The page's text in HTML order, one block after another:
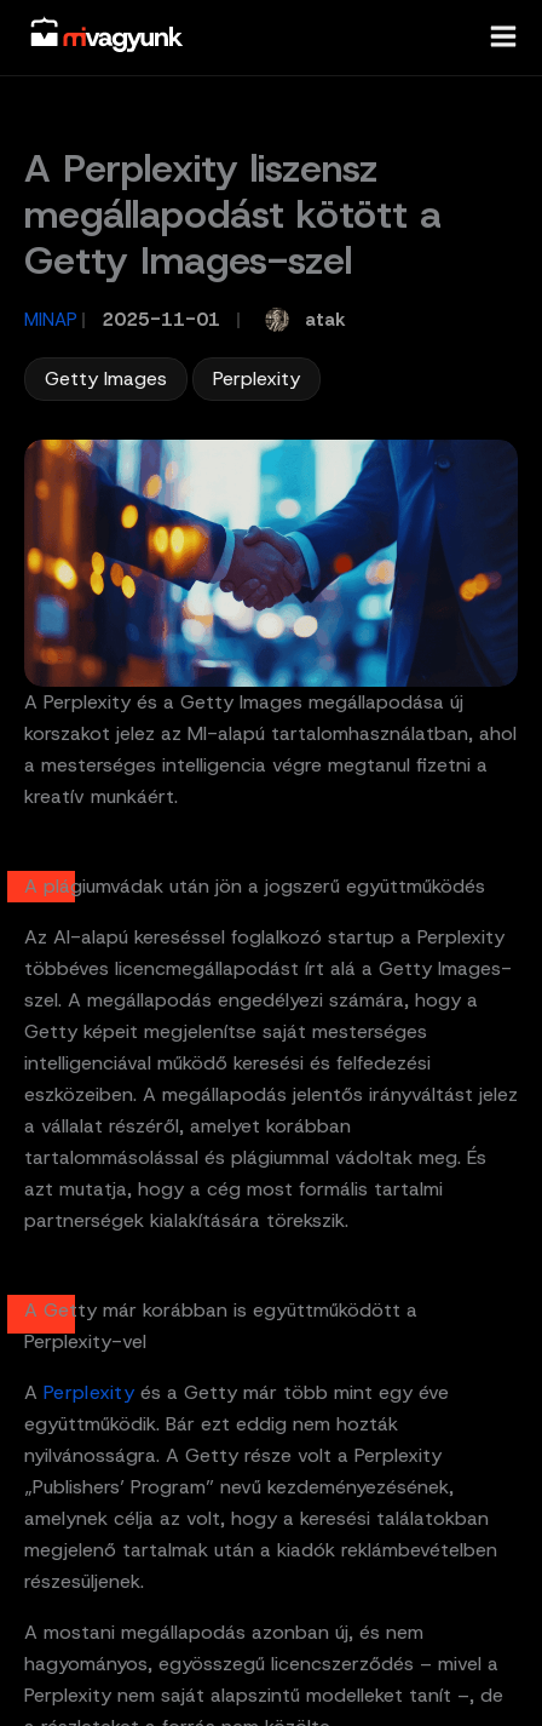
Skip
content
A Perplexity liszensz
megállapodást kötött a
Getty Images-szel
MINAP / 2025-11-01 atak
Getty Images Perplexity
A Perplexity és a Getty Images megállapodása új
korszakot jelez az MI-alapú tartalomhasználatban, ahol
a mesterséges intelligencia végre megtanul fizetni a
kreatív munkáért.
A plágiumvádak után jön a jogszerű együttműködés
Az AI-alapú kereséssel foglalkozó startup a Perplexity
többéves licencmegállapodást írt alá a Getty Images-
szel. A megállapodás engedélyezi számára, hogy a
Getty képeit megjelenítse saját mesterséges
intelligenciával működő keresési és felfedezési
eszközeiben. A megállapodás jelentős irányváltást jelez
a vállalat részéről, amelyet korábban
tartalommásolással és plágiummal vádoltak meg. És
azt mutatja, hogy a cég most formális tartalmi
partnerségek kialakítására törekszik.
A Getty már korábban is együttműködött a
Perplexity-vel
A Perplexity és a Getty már több mint egy éve
együttműködik. Bár ezt eddig nem hozták
nyilvánosságra. A Getty része volt a Perplexity
„Publishers’ Program” nevű kezdeményezésének,
amelynek célja az volt, hogy a keresési találatokban
megjelenő tartalmak után a kiadók reklámbevételben
részesüljenek.
A mostani megállapodás azonban új, és nem
hagyományos, egyösszegű licencszerződés – mivel a
Perplexity nem saját alapszintű modelleket tanít –, de